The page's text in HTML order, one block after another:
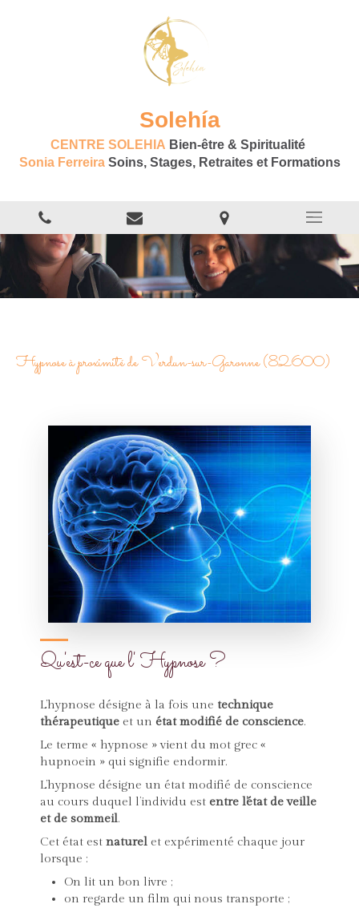
Solehía
CENTRE SOLEHIA Bien-être & Spiritualité
Sonia Ferreira Soins, Stages, Retraites et Formations
Hypnose à proximité de Verdun-sur-Garonne (82600)
Qu'est-ce que l' Hypnose ?
L’hypnose désigne à la fois une technique
thérapeutique et un état modifié de conscience.
Le terme « hypnose » vient du mot grec «
hupnoein » qui signifie endormir.
L’hypnose désigne un état modifié de conscience
au cours duquel l’individu est entre l’état de veille
et de sommeil.
Cet état est naturel et expérimenté chaque jour
lorsque :
On lit un bon livre ;
on regarde un film qui nous transporte ;